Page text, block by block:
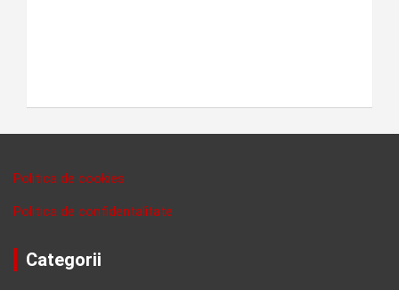
Politica de cookies
Politica de confidentalitate
Categorii